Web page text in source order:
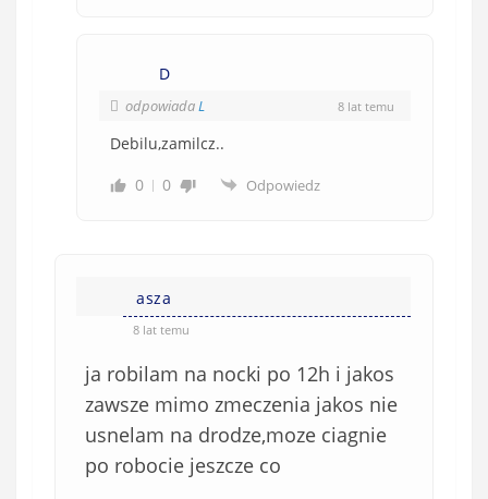
D
odpowiadaL 8 lat temu
Debilu,zamilcz..
0
0 Odpowiedz
asza
8 lat temu
ja robilam na nocki po 12h i jakos
zawsze mimo zmeczenia jakos nie
usnelam na drodze,moze ciagnie
po robocie jeszcze co